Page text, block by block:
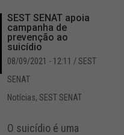
SEST SENAT apoia
campanha de
prevenção ao
suicídio
08/09/2021 - 12:11 / SEST
SENAT
Notícias, SEST SENAT
O suicídio é uma